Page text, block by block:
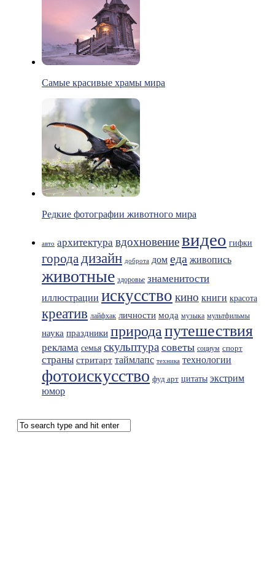
Самые красивые храмы мира
Редкие фотографии животного мира
авто архитектура вдохновениевидео гифки
городадизайн доброта дом еда живопись
животные здоровье знаменитости
иллюстрации искусство кино книги красота
креатив лайфхак личности мода музыка мультфильмы
наука праздники природапутешествия
реклама семья скульптура советы социум спорт
страны стритарт таймлапс техника технологии
фотоискусство фуд арт цитаты экстрим
юмор